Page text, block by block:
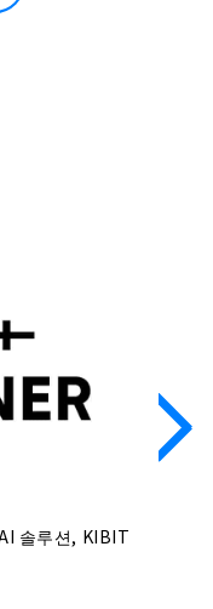
솔루션, KIBIT